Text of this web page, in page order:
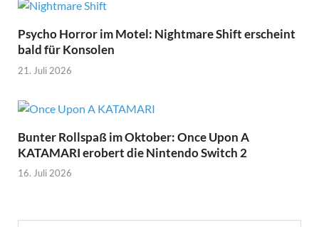
Psycho Horror im Motel: Nightmare Shift erscheint
bald für Konsolen
21. Juli 2026
Bunter Rollspaß im Oktober: Once Upon A
KATAMARI erobert die Nintendo Switch 2
16. Juli 2026